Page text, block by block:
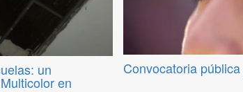
un
en
Convocatoria